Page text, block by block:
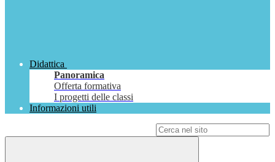
Didattica
Panoramica
Offerta formativa
I progetti delle classi
Informazioni utili